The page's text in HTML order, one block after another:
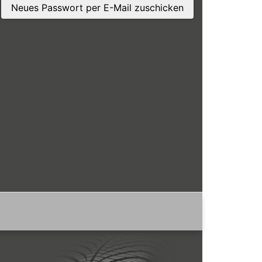
Neues Passwort per E-Mail zuschicken